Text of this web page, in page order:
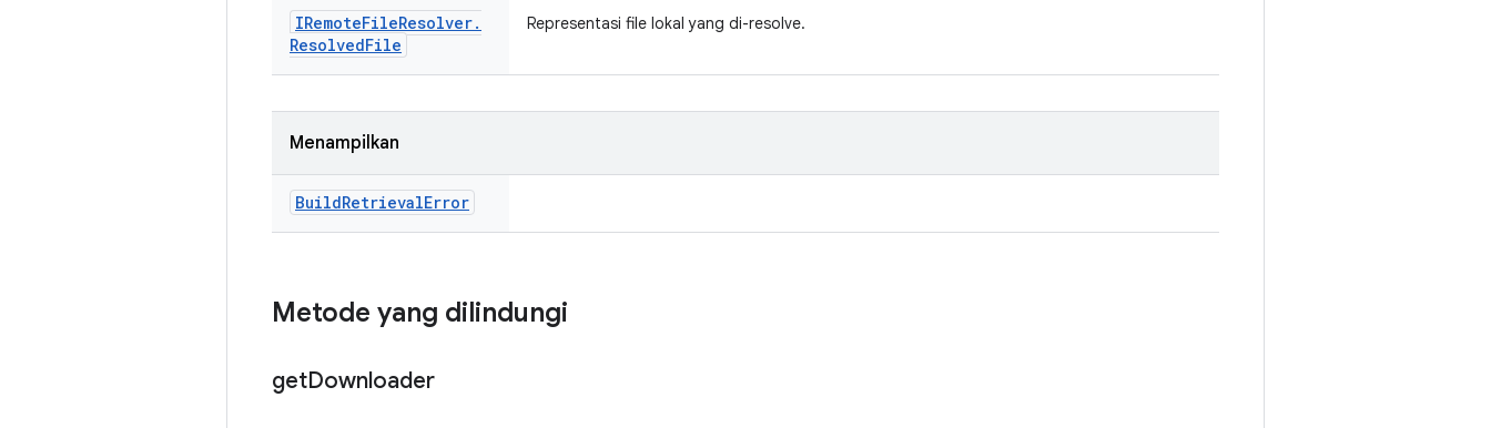
IRemoteFileResolver.
ResolvedFile
Representasi file lokal yang di-resolve.
Menampilkan
BuildRetrievalError
Metode yang dilindungi
getDownloader